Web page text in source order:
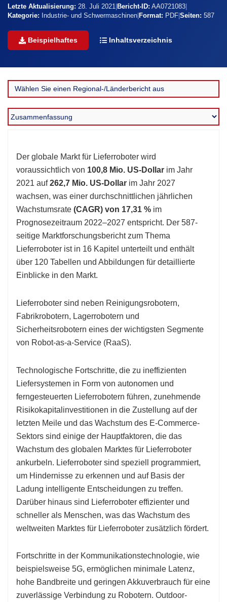
Letzte Aktualisierung: 28. Juli 2021 Bericht-ID: AA0721083
Kategorie: Industrie- und Schwermaschinen Format: PDF Seiten: 587
Beispielhaftes Inhaltsverzeichnis
Der globale Markt für Lieferroboter wird
voraussichtlich von 100,8 Mio. US-Dollar im Jahr
2021 auf262,7 Mio. US-Dollar im Jahr 2027
wachsen, was einer durchschnittlichen jährlichen
Wachstumsrate (CAGR) von 17,31 % im
Prognosezeitraum 2022–2027 entspricht. Der 587-
seitige Marktforschungsbericht zum Thema
Lieferroboter ist in 16 Kapitel unterteilt und enthält
über 120 Tabellen und Abbildungen für detaillierte
Einblicke in den Markt.
Lieferroboter sind neben Reinigungsrobotern,
Fabrikrobotern, Lagerrobotern und
Sicherheitsrobotern eines der wichtigsten Segmente
von Robot-as-a-Service (RaaS).
Technologische Fortschritte, die zu ineffizienten
Liefersystemen in Form von autonomen und
ferngesteuerten Lieferrobotern führen, zunehmende
Risikokapitalinvestitionen in die Zustellung auf der
letzten Meile und das Wachstum des E-Commerce-
Sektors sind einige der Hauptfaktoren, die das
Wachstum des globalen Marktes für Lieferroboter
ankurbeln. Lieferroboter sind speziell programmiert,
um Hindernisse zu erkennen und auf Basis der
Ladung intelligente Entscheidungen zu treffen.
Darüber hinaus sind Lieferroboter effizienter und
schneller als Menschen, was das Wachstum des
weltweiten Marktes für Lieferroboter zusätzlich fördert.
Fortschritte in der Kommunikationstechnologie, wie
beispielsweise 5G, ermöglichen minimale Latenz,
hohe Bandbreite und geringen Akkuverbrauch für eine
zuverlässige Verbindung zu Robotern. Outdoor-